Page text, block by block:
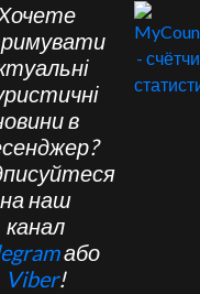
в
на наш
канал
або
Viber!